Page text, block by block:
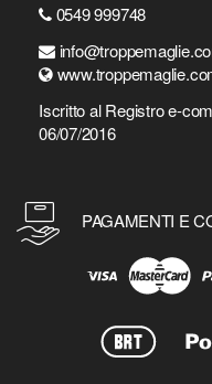
0549 999748
Iscritto al Registro e-
06/07/2016
PAGAMENTI E